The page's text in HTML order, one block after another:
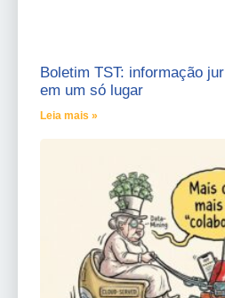
Boletim TST: informação
em um só lugar
Leia mais »